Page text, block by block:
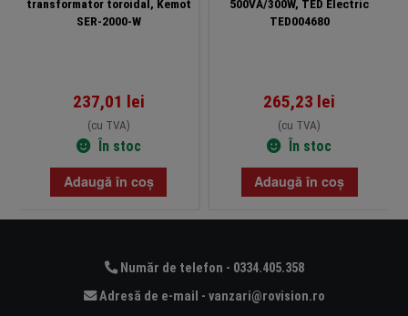
transformator toroidal, Kemot
SER-2000-W
237,01 lei
(cu TVA)
În stoc
Adaugă în coș
500VA/300W, TED Electric
TED004680
265,23 lei
(cu TVA)
În stoc
Adaugă în coș
Număr de telefon - 0334.405.358
Adresă de e-mail - vanzari@rovision.ro